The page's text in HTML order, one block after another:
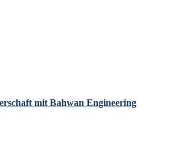
mit Bahwan Engineering